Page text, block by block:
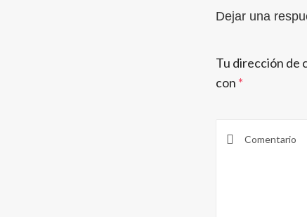
Dejar una
Tu dirección de
con *